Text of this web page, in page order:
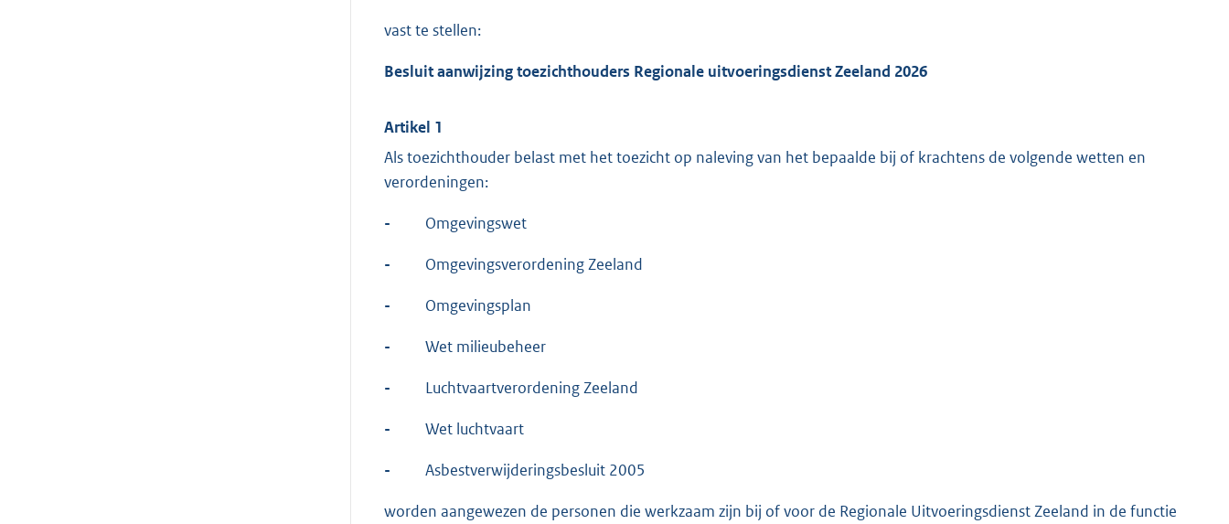
vast te stellen:
Besluit aanwijzing toezichthouders Regionale uitvoeringsdienst Zeeland 2026
Artikel 1
Als toezichthouder belast met het toezicht op naleving van het bepaalde bij of krachtens de volgende wetten en
verordeningen:
- Omgevingswet
- Omgevingsverordening Zeeland
- Omgevingsplan
- Wet milieubeheer
- Luchtvaartverordening Zeeland
- Wet luchtvaart
- Asbestverwijderingsbesluit 2005
worden aangewezen de personen die werkzaam zijn bij of voor de Regionale Uitvoeringsdienst Zeeland in de functie